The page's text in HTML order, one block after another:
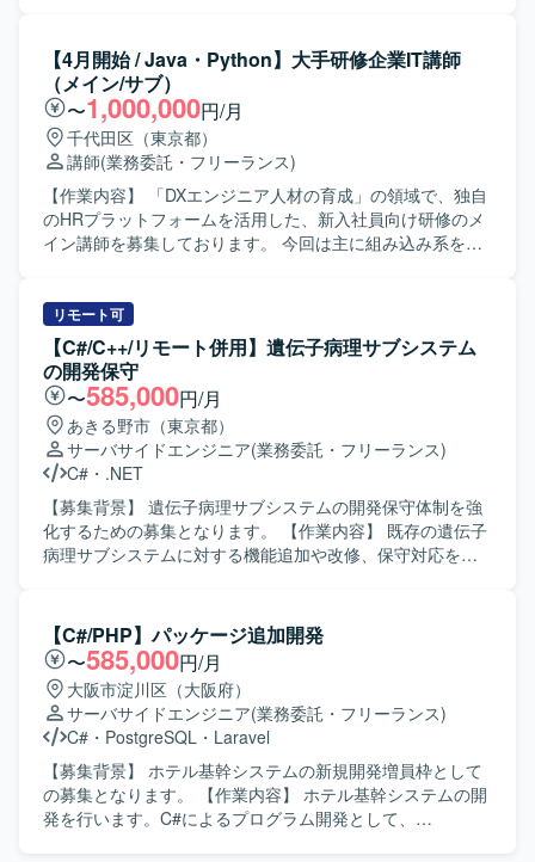
発生 ■研修運営 ・各種カリキュラムの運営 ■顧客へのレポ
ーティング ・進捗/勤怠/素行不良などの研修生の報告 ・長
期間にわたる研修の場合、顧客との運営定例会への出席 / 会
議準備
度に応じたアダプティブラーニングを取り入れて運営して
いただきます。（プロダクト使用） ＜業務内容＞ ・研修準
備 ・朝礼/夕礼の参加 ・クライアント向けの振り返り資料の
作成（スライドで1,2ページ程度） ・受講生との1on1 ・講
義 ・研修全体のハンドリング ・全体向けの講義 ・進捗度合
いにより、講義内容の順番を変更するなどの臨機応変な対
応 ・教材のカスタマイズ ＜業務詳細＞ ■研修運営準備（報
酬は発生しませんのでご了承ください） ・4月開始前に30h
の準備時間が発生する想定です。 -研修で使用する教材（自
オフや1on1、講師同士のmtgなどの同期の作業が5hくらい
発生 ■研修運営 ・各種カリキュラムの運営 ■顧客へのレポ
ーティング ・進捗/勤怠/素行不良などの研修生の報告 ・長
期間にわたる研修の場合、顧客との運営定例会への出席 / 会
議準備
【4月開始 / Java・Python】大手研修企業IT講師
（メイン/サブ）
〜1,000,000円/月
千代田区（東京都）
講師(業務委託・フリーランス)
【作業内容】 「DXエンジニア人材の育成」の領域で、独自
のHRプラットフォームを活用した、新入社員向け研修のメ
イン講師を募集しております。 今回は主に組み込み系をメ
度に応じたアダプティブラーニングを取り入れて運営して
いただきます。（プロダクト使用） ＜業務内容＞ ・研修準
備 ・朝礼/夕礼の参加 ・クライアント向けの振り返り資料の
作成（スライドで1,2ページ程度） ・受講生との1on1 ・講
義 ・研修全体のハンドリング ・全体向けの講義 ・進捗度合
いにより、講義内容の順番を変更するなどの臨機応変な対
応 ・教材のカスタマイズ ＜業務詳細＞ ■研修運営準備（報
酬は発生しませんのでご了承ください） ・4月開始前に30h
の準備時間が発生する想定です。 -研修で使用する教材（自
社プロダクト）などのキャッチアップ -講師としてのふるま
い方についてのレクチャー -非同期の作業と併せて、キック
ーティング ・進捗/勤怠/素行不良などの研修生の報告 ・長
期間にわたる研修の場合、顧客との運営定例会への出席 / 会
議準備
リモート可
【C#/C++/リモート併用】遺伝子病理サブシステム
の開発保守
〜585,000円/月
あきる野市（東京都）
サーバサイドエンジニア(業務委託・フリーランス)
C# ・ .NET
【募集背景】 遺伝子病理サブシステムの開発保守体制を強
化するための募集となります。 【作業内容】 既存の遺伝子
病理サブシステムに対する機能追加や改修、保守対応をご
識しながら設計からテストまで主体的に対応いただける方
を求めております。 【ポジションの魅力】 医療系システム
の開発保守に携わることで、専門性の高い業務ドメインの
知見を深めていただけます。 【開発環境】 C#およびC++を
用いた開発環境となります。
【C#/PHP】パッケージ追加開発
〜585,000円/月
大阪市淀川区（大阪府）
サーバサイドエンジニア(業務委託・フリーランス)
C# ・ PostgreSQL ・ Laravel
【募集背景】 ホテル基幹システムの新規開発増員枠として
の募集となります。 【作業内容】 ホテル基幹システムの開
発を行います。C#によるプログラム開発として、